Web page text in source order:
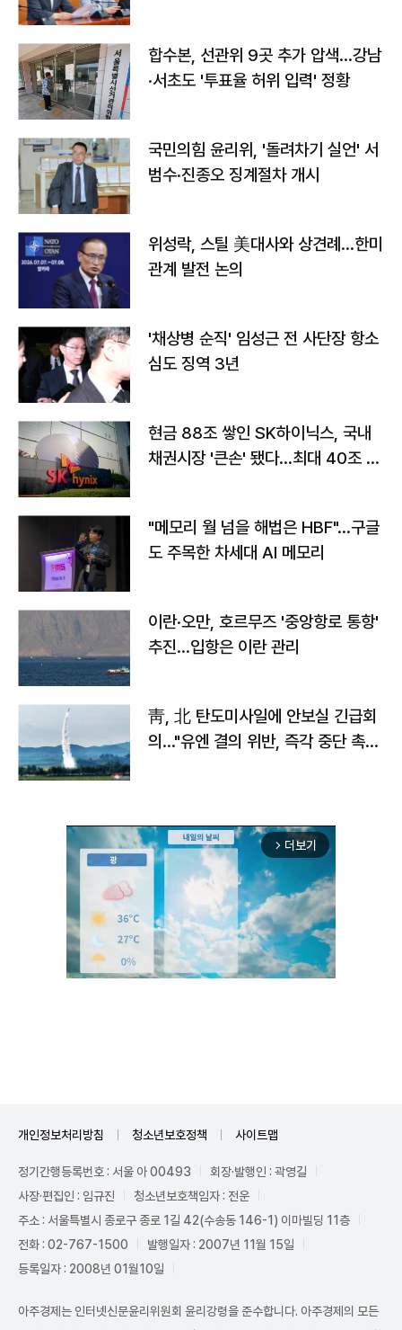
합수본, 선관위 9곳 추가 압색…강남
·서초도 '투표율 허위 입력' 정황
국민의힘 윤리위, '돌려차기 실언' 서
범수·진종오 징계절차 개시
위성락, 스틸 美대사와 상견례…한미
관계 발전 논의
'채상병 순직' 임성근 전 사단장 항소
심도 징역 3년
현금 88조 쌓인 SK하이닉스, 국내
채권시장 '큰손' 됐다…최대 40조 투
"메모리 월 넘을 해법은 HBF"…구글
도 주목한 차세대 AI 메모리
이란·오만, 호르무즈 '중앙항로 통항'
추진…입항은 이란 관리
靑, 北 탄도미사일에 안보실 긴급회
의…"유엔 결의 위반, 즉각 중단 촉
arrow_forward_ios 더보기
개인정보처리방침 청소년보호정책 사이트맵
정기간행등록번호 : 서울 아 00493
회장·발행인 : 곽영길
사장·편집인 : 임규진
청소년보호책임자 : 전운
주소 : 서울특별시 종로구 종로 1길 42(수송동 146-1) 이마빌딩 11층
전화 : 02-767-1500
발행일자 : 2007년 11월 15일
등록일자 : 2008년 01월10일
아주경제는 인터넷신문윤리위원회 윤리강령을 준수합니다. 아주경제의 모든